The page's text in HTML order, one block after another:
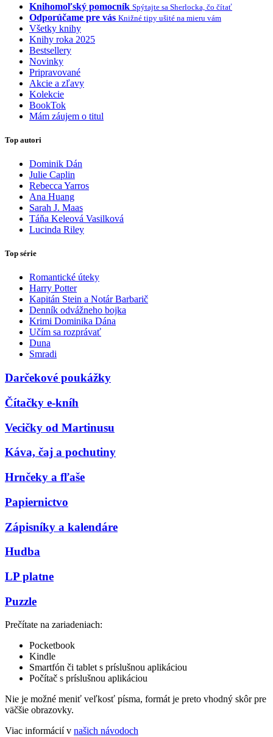
Knihomoľský pomocník Spýtajte sa Sherlocka, čo čítať
Odporúčame pre vás Knižné tipy ušité na mieru vám
Všetky knihy
Knihy roka 2025
Bestsellery
Novinky
Pripravované
Akcie a zľavy
Kolekcie
BookTok
Mám záujem o titul
Top autori
Dominik Dán
Julie Caplin
Rebecca Yarros
Ana Huang
Sarah J. Maas
Táňa Keleová Vasilková
Lucinda Riley
Top série
Romantické úteky
Harry Potter
Kapitán Stein a Notár Barbarič
Denník odvážneho bojka
Krimi Dominika Dána
Učím sa rozprávať
Duna
Smradi
Darčekové poukážky
Čítačky e-kníh
Vecičky od Martinusu
Káva, čaj a pochutiny
Hrnčeky a fľaše
Papiernictvo
Zápisníky a kalendáre
Hudba
LP platne
Puzzle
Prečítate na zariadeniach:
Pocketbook
Kindle
Smartfón či tablet s príslušnou aplikáciou
Počítač s príslušnou aplikáciou
Nie je možné meniť veľkosť písma, formát je preto vhodný skôr pre
väčšie obrazovky.
Viac informácií v našich návodoch